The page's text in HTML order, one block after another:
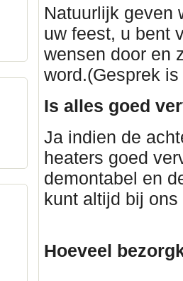
Natuurlijk geven
uw feest, u bent
wensen door en
word.(Gesprek
Is alles goed
Ja indien de
heaters goed
demontabel en
kunt altijd bij
Hoeveel